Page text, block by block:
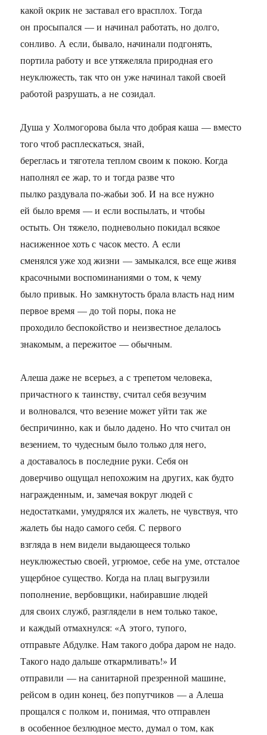
какой окрик не заставал его врасплох. Тогда
он просыпался — и начинал работать, но долго,
сонливо. А если, бывало, начинали подгонять,
портила работу и все утяжеляла природная его
неуклюжесть, так что он уже начинал такой своей
работой разрушать, а не созидал.
Душа у Холмогорова была что добрая каша — вместо
того чтоб расплескаться, знай,
береглась и тяготела теплом своим к покою. Когда
наполнял eе жар, то и тогда разве что
пылко раздувала по-жабьи зоб. И на все нужно
ей было время — и если воспылать, и чтобы
остыть. Он тяжело, подневольно покидал всякое
насиженное хоть с часок место. А если
сменялся уже ход жизни — замыкался, все еще живя
красочными воспоминаниями о том, к чему
было привык. Но замкнутость брала власть над ним
первое время — до той поры, пока не
проходило беспокойство и неизвестное делалось
знакомым, а пережитое — обычным.
Алеша даже не всерьез, а с трепетом человека,
причастного к таинству, считал себя везучим
и волновался, что везение может уйти так же
беспричинно, как и было дадено. Но что считал он
везением, то чудесным было только для него,
а доставалось в последние руки. Себя он
доверчиво ощущал непохожим на других, как будто
награжденным, и, замечая вокруг людей с
недостатками, умудрялся их жалеть, не чувствуя, что
жалеть бы надо самого себя. С первого
взгляда в нем видели выдающееся только
неуклюжестью своей, угрюмое, себе на уме, отсталое
ущербное существо. Когда на плац выгрузили
пополнение, вербовщики, набиравшие людей
для своих служб, разглядели в нем только такое,
и каждый отмахнулся: «А этого, тупого,
отправьте Абдулке. Нам такого добра даром не надо.
Такого надо дальше откармливать!» И
отправили — на санитарной презренной машине,
рейсом в один конец, без попутчиков — а Алеша
прощался с полком и, понимая, что отправлен
в особенное безлюдное место, думал о том, как